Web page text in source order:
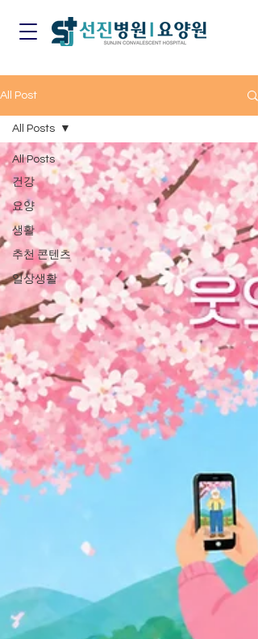
All Post
All Posts
건강
요양
생활
추천 콘텐츠
일상생활
All Posts